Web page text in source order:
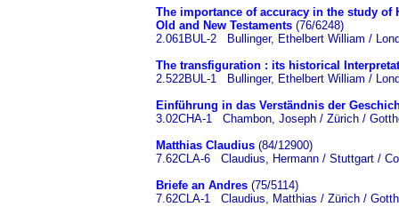
The importance of accuracy in the study
Old and New Testaments (76/6248)
2.061BUL-2 Bullinger, Ethelbert William /
The transfiguration : its historical
2.522BUL-1 Bullinger, Ethelbert William /
Einführung in das Verständnis der
3.02CHA-1 Chambon, Joseph / Zürich /
Matthias Claudius (84/12900)
7.62CLA-6 Claudius, Hermann / Stuttgart /
Briefe an Andres (75/5114)
7.62CLA-1 Claudius, Matthias / Zürich /